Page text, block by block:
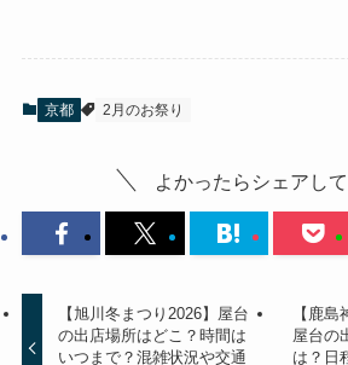
京都 2月のお祭り
よかったらシェアして
【旭川冬まつり2026】屋台
の出店場所はどこ？時間は
いつまで？混雑状況や交通
【鹿島
屋台の
は？日